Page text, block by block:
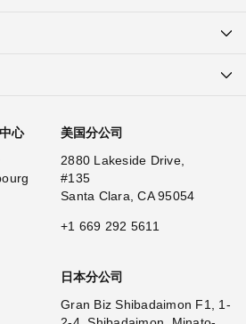
心
美国分公司
2880 Lakeside Drive,
#135
Santa Clara, CA 95054
+1 669 292 5611
日本分公司
Gran Biz Shibadaimon F1, 1-